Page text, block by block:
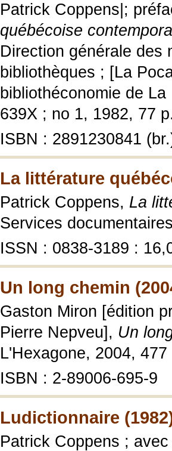
Patrick Coppens|;
québécoise
Direction générale des
bibliothèques ; [La
bibliothéconomie de
639X ; no 1, 1982, 77
ISBN : 2891230841
La littérature
Patrick Coppens, La
Services
ISSN : 0838-3189 :
Un long chemin
Gaston Miron [édition
Pierre Nepveu], Un
L'Hexagone, 2004,
ISBN : 2-89006-695-9
Ludictionnaire
Patrick Coppens ;